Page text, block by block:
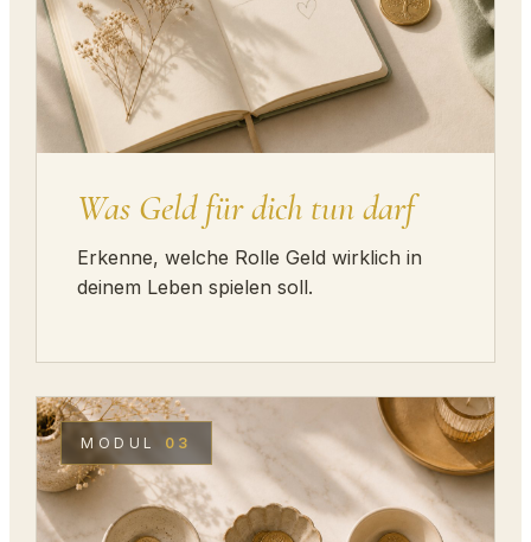
Was Geld für dich tun darf
Erkenne, welche Rolle Geld wirklich in
deinem Leben spielen soll.
MODUL 03